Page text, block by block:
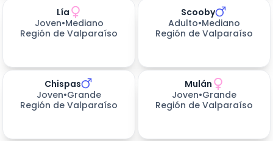
días esperando
Lía
Joven•Mediano
Región de Valparaíso
días esperando
Scooby
Adulto•Mediano
Región de Valparaíso
días esperando
Chispas
Joven•Grande
Región de Valparaíso
días esperando
Mulán
Joven•Grande
Región de Valparaíso